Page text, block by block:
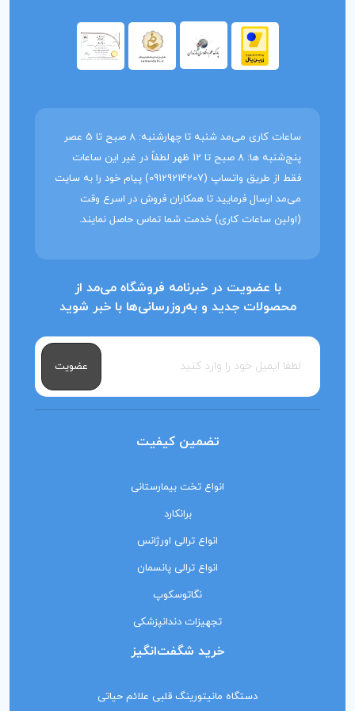
ساعات کاری می‌مد شنبه تا چهارشنبه: 8 صبح تا 5 عصر
پنج‌شنبه ها: 8 صبح تا 12 ظهر لطفاً در غیر این ساعات
فقط از طریق واتساپ (09129214207) پیام خود را به سایت
می‌مد ارسال فرمایید تا همکاران فروش در اسرع وقت
(اولین ساعات کاری) خدمت شما تماس حاصل نمایند.
با عضویت در خبرنامه فروشگاه می‌مد از
محصولات جدید و به‌روزرسانی‌ها با خبر شوید
عضویت
تضمین کیفیت
انواع تخت بیمارستانی
برانکارد
انواع ترالی اورژانس
انواع ترالی پانسمان
نگاتوسکوپ
تجهیزات دندانپزشکی
خرید شگفت‌انگیز
دستگاه مانیتورینگ‌ قلبی علائم حیاتی